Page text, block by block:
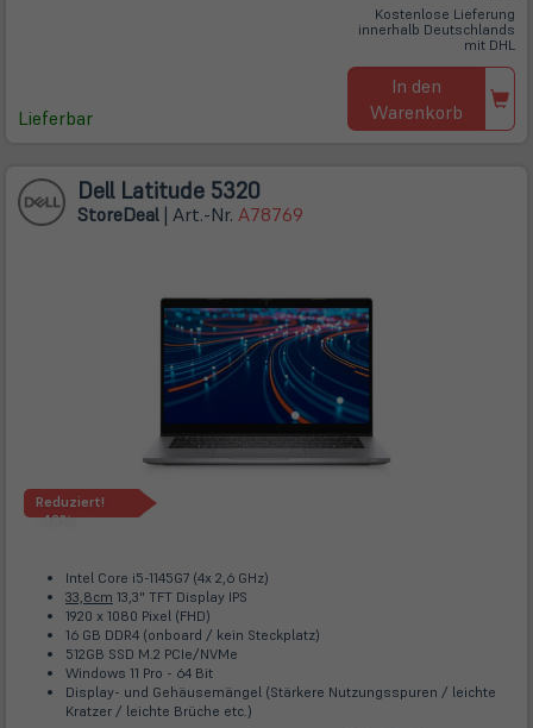
Lieferbar
Kostenlose Lieferung
innerhalb Deutschlands
mit DHL
In den
Warenkorb
Dell Latitude 5320
StoreDeal | Art.-Nr. A78769
Reduziert!
-43%
Intel Core i5-1145G7 (4x 2,6 GHz)
33,8cm 13,3" TFT Display IPS
1920 x 1080 Pixel (FHD)
16 GB DDR4 (onboard / kein Steckplatz)
512GB SSD M.2 PCIe/NVMe
Windows 11 Pro - 64 Bit
Display- und Gehäusemängel (Stärkere Nutzungsspuren / leichte
Kratzer / leichte Brüche etc.)